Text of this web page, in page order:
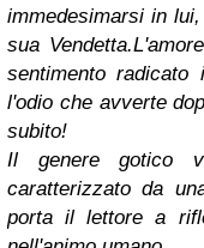
immedesimarsi in
sua Vendetta.
sentimento radicato
l'odio che avverte
subito!
Il genere gotico
caratterizzato da
porta il lettore a